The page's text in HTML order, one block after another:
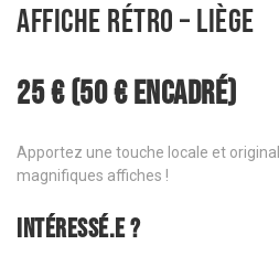
Affiche rétro – Liège
25 €(50 € encadré)
Apportez une touche locale et
magnifiques affiches !
INTÉRESSÉ.E ?